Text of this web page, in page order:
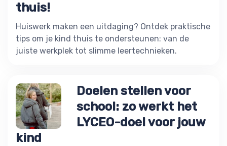
thuis!
Huiswerk maken een uitdaging? Ontdek praktische
tips om je kind thuis te ondersteunen: van de
juiste werkplek tot slimme leertechnieken.
Doelen stellen voor
school: zo werkt het
LYCEO-doel voor jouw
kind